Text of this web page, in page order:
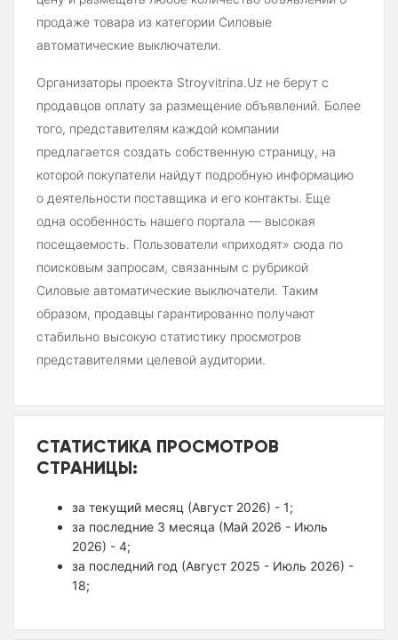
продаже товара из категории Силовые
автоматические выключатели.
Организаторы проекта Stroyvitrina.Uz не берут с
продавцов оплату за размещение объявлений. Более
того, представителям каждой компании
предлагается создать собственную страницу, на
которой покупатели найдут подробную информацию
о деятельности поставщика и его контакты. Еще
одна особенность нашего портала — высокая
посещаемость. Пользователи «приходят» сюда по
поисковым запросам, связанным с рубрикой
Силовые автоматические выключатели. Таким
образом, продавцы гарантированно получают
стабильно высокую статистику просмотров
представителями целевой аудитории.
СТАТИСТИКА ПРОСМОТРОВ
СТРАНИЦЫ:
за текущий месяц (Август 2026) - 1;
за последние 3 месяца (Май 2026 - Июль
2026) - 4;
за последний год (Август 2025 - Июль 2026) -
18;